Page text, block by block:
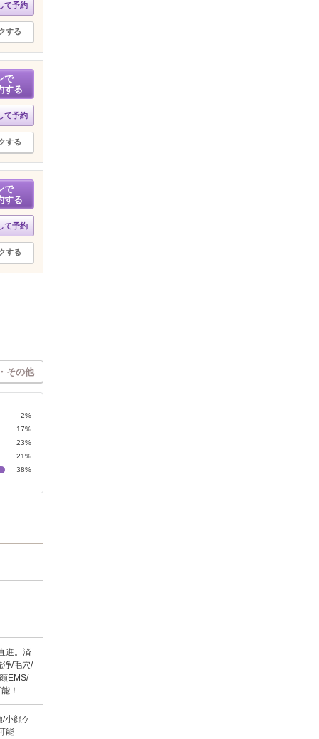
て予約
する
で
する
て予約
する
で
する
て予約
する
その他
2%
17%
23%
21%
38%
進。済
/毛穴/
EMS/
！
小顔ケ
能